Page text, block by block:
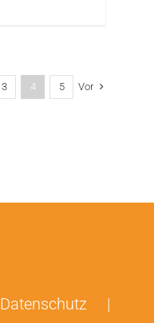
3 4 5 Vor
Datenschutz